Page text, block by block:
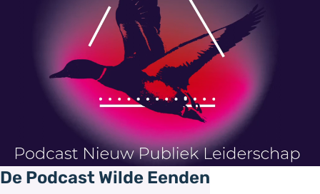
De Podcast Wilde Eenden